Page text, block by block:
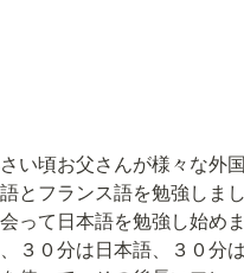
い頃お父さんが様々な外
とフランス語を勉強しま
って日本語を勉強し始め
３０分は日本語、３０分